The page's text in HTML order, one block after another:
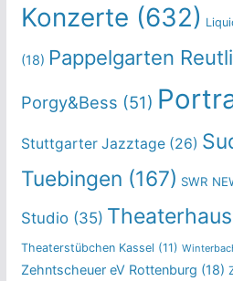
Konzerte (632)
(18) Pappelgarten
Porgy&Bess (51)
Stuttgarter Jazztage(26)
Tuebingen (167) SWR
Studio(35)
Theaterstübchen Kassel (11)
Zehntscheuer eV Rottenburg (18)